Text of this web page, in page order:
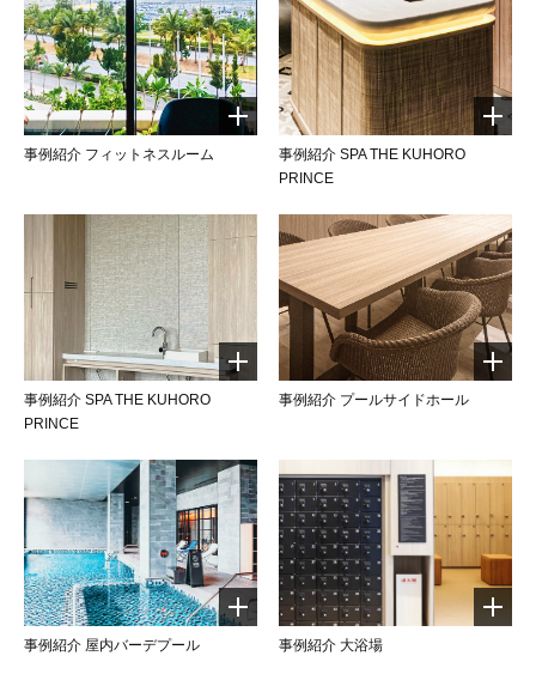
事例紹介 フィットネスルーム
事例紹介 SPA THE KUHORO
PRINCE
事例紹介 SPA THE KUHORO
PRINCE
事例紹介 プールサイドホール
事例紹介 屋内バーデプール 事例紹介 大浴場